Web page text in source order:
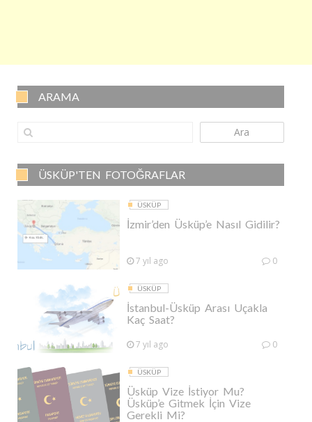
ARAMA
Ara
ÜSKÜP'TEN FOTOĞRAFLAR
ÜSKÜP
İzmir’den Üsküp’e Nasıl Gidilir?
7 yıl ago 0
ÜSKÜP
İstanbul-Üsküp Arası Uçakla
Kaç Saat?
7 yıl ago 0
ÜSKÜP
Üsküp Vize İstiyor Mu?
Üsküp’e Gitmek İçin Vize
Gerekli Mi?